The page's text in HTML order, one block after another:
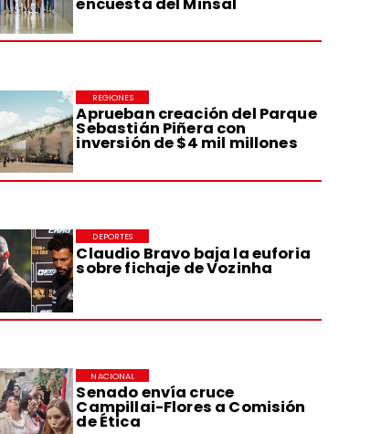
Aprueban creación del Parque
Sebastián Piñera con
inversión de $4 mil millones
REGIONES
Claudio Bravo baja la euforia
sobre fichaje de Vozinha
DEPORTES
Senado envía cruce
Campillai-Flores a Comisión
de Ética
NACIONAL